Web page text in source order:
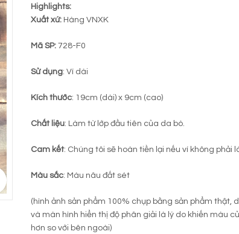
Highlights:
Xuất xứ: Hàng VNXK
Mã SP: 728-F0
Sử dụng: Ví dài
Kích thước: 19cm (dài) x 9cm (cao)
Chất liệu: Làm từ lớp đầu tiên của da bò.
Cam kết: Chúng tôi sẽ hoàn tiền lại nếu ví không phải
Màu sắc: Màu nâu đất sét
(hình ảnh sản phẩm 100% chụp bằng sản phẩm thật,
và màn hình hiển thị độ phân giải là lý do khiến màu
hơn so với bên ngoài)